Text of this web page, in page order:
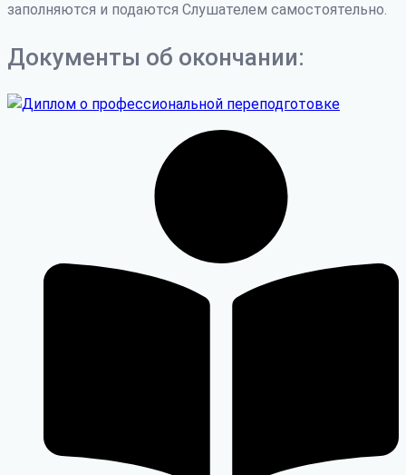
заполняются и подаются Слушателем самостоятельно.
Документы об окончании: